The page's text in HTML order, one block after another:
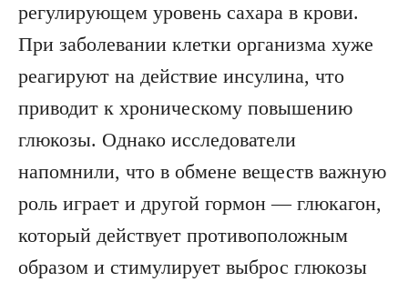
регулирующем уровень сахара в крови.
При заболевании клетки организма хуже
реагируют на действие инсулина, что
приводит к хроническому повышению
глюкозы. Однако исследователи
напомнили, что в обмене веществ важную
роль играет и другой гормон — глюкагон,
который действует противоположным
образом и стимулирует выброс глюкозы